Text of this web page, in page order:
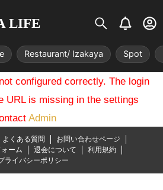
LIFE
S
i
s
t
r
i
x
B
e
l
l
U
s
r
-
c
c
Restaurant/ Izakaya Spot
configured correctly. The login
URL is missing in the settings
Admin
よくある質問
お問い合わせページ
ーム
退会について
利用規約
ライバシーポリシー